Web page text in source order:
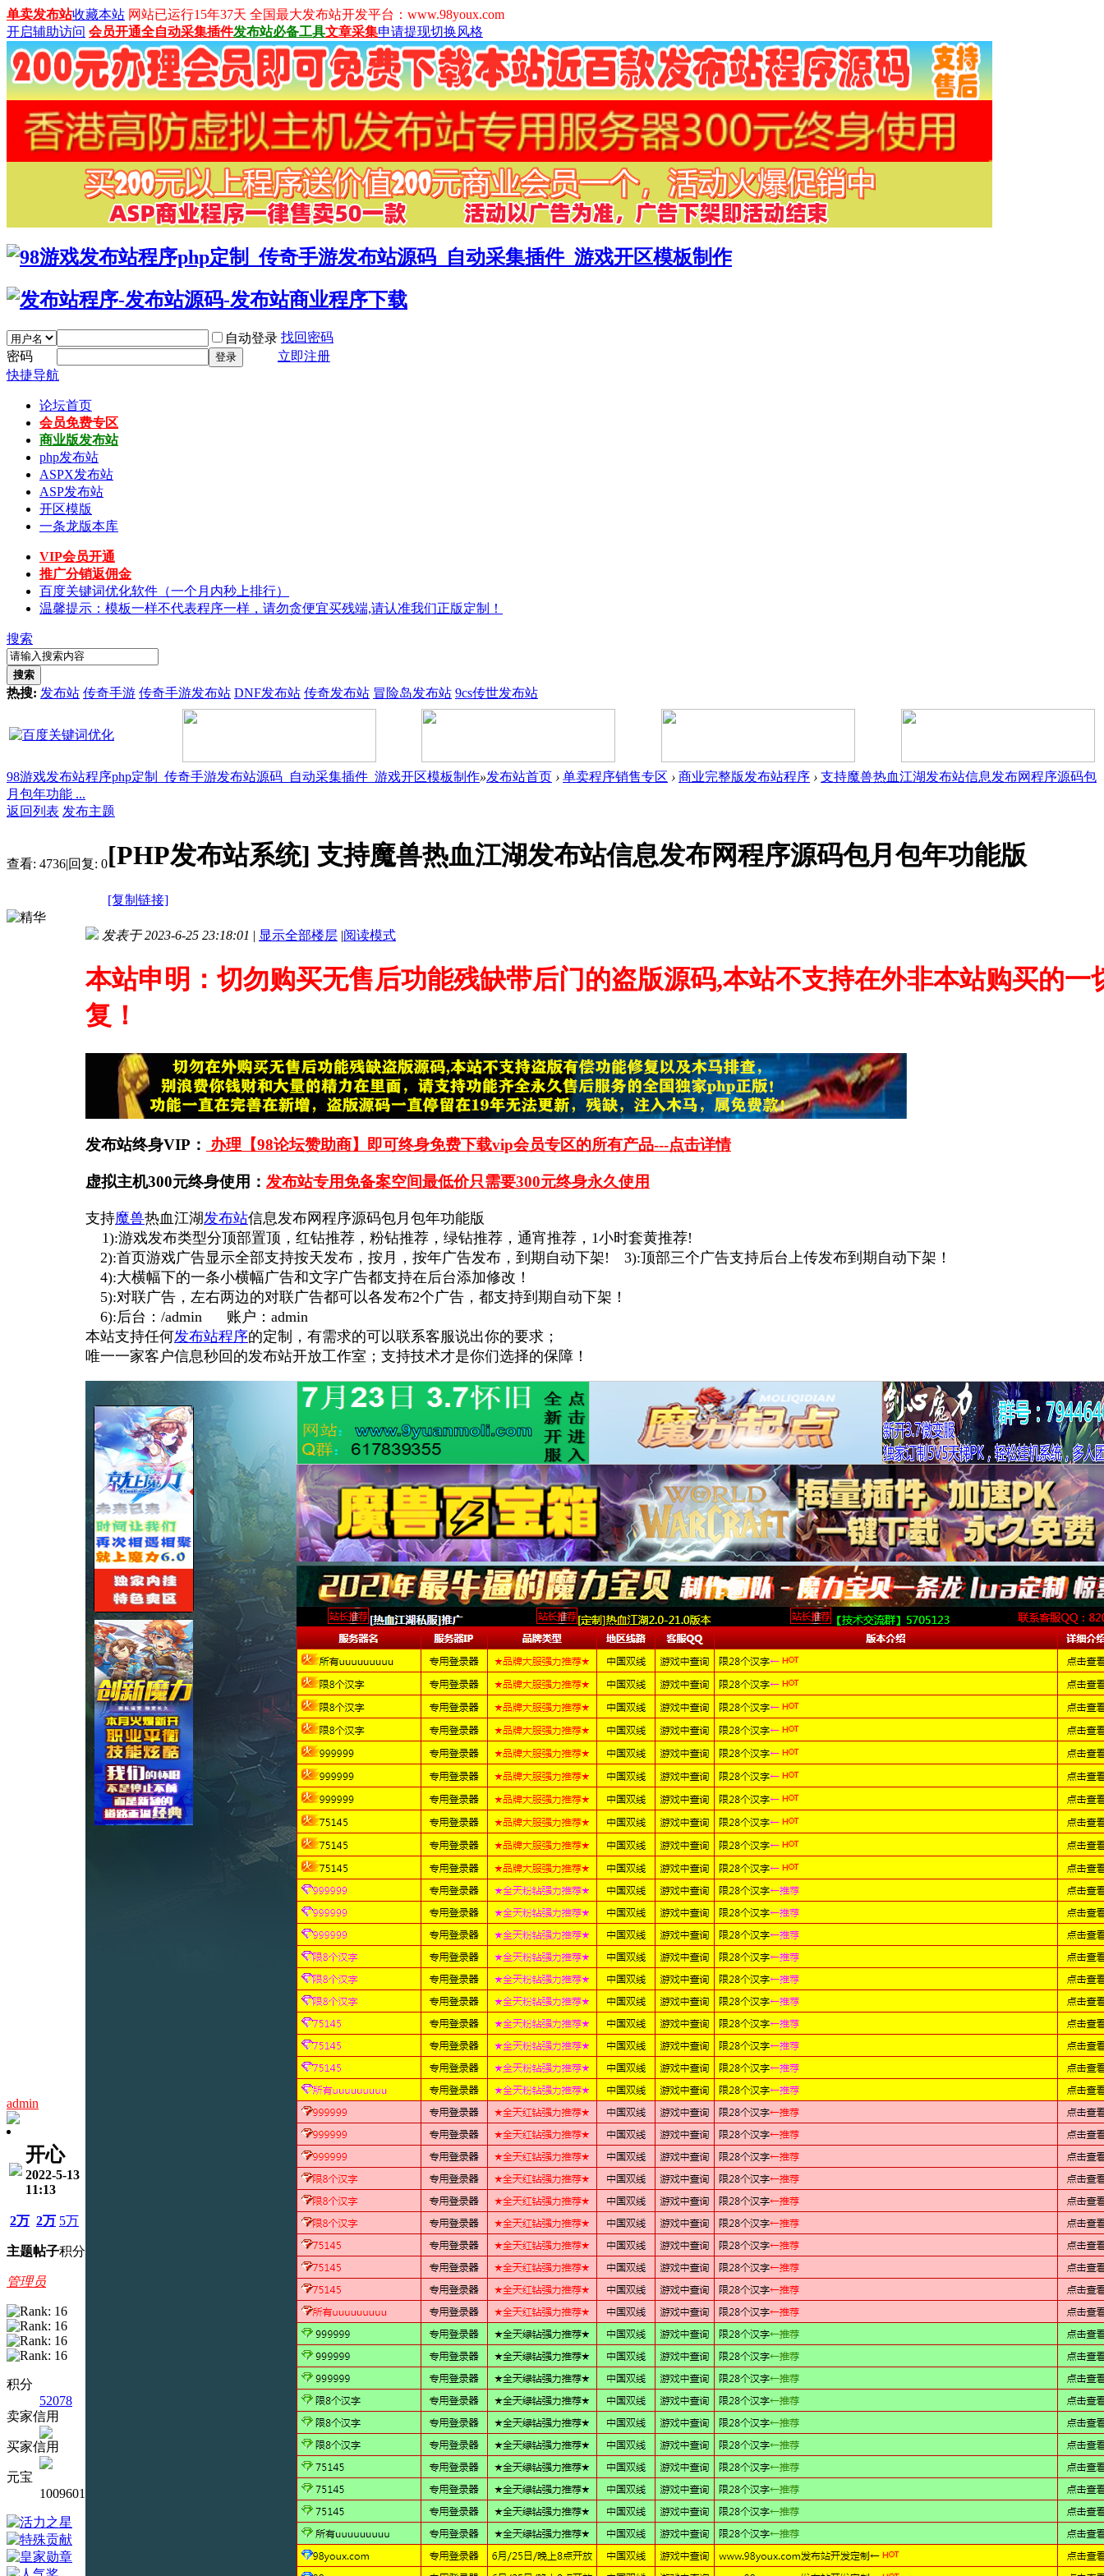
单卖发布站收藏本站 网站已运行15年37天 全国最大发布站开发平台：www.98youx.com
开启辅助访问 会员开通全自动采集插件发布站必备工具文章采集申请提现切换风格
自动登录 找回密码
密码
登录
立即注册
快捷导航
论坛首页
会员免费专区
商业版发布站
php发布站
ASPX发布站
ASP发布站
开区模版
一条龙版本库
VIP会员开通
推广分销返佣金
百度关键词优化软件（一个月内秒上排行）
温馨提示：模板一样不代表程序一样，请勿贪便宜买残端,请认准我们正版定制！
搜索
搜索
热搜: 发布站 传奇手游 传奇手游发布站 DNF发布站 传奇发布站 冒险岛发布站 9cs传世发布站
98游戏发布站程序php定制_传奇手游发布站源码_自动采集插件_游戏开区模板制作»发布站首页 › 单卖程序销售专区 › 商业完整版发布站程序 › 支持魔兽热血江湖发布站信息发布网程序源码包
月包年功能 ...
返回列表 发布主题
查看: 4736|回复: 0[PHP发布站系统] 支持魔兽热血江湖发布站信息发布网程序源码包月包年功能版
[复制链接]
admin
开心
2022-5-13
11:13
2万
主题
2万
帖子
5万
积分
管理员
积分
52078
卖家信用
买家信用
元宝
1009601
发表于 2023-6-25 23:18:01 | 显示全部楼层 |阅读模式
本站申明：切勿购买无售后功能残缺带后门的盗版源码,本站不支持在外非本站购买的一
复！
发布站终身VIP： 办理【98论坛赞助商】即可终身免费下载vip会员专区的所有产品---点击详情
虚拟主机300元终身使用： 发布站专用免备案空间最低价只需要300元终身永久使用
支持魔兽热血江湖发布站信息发布网程序源码包月包年功能版
1):游戏发布类型分顶部置顶，红钻推荐，粉钻推荐，绿钻推荐，通宵推荐，1小时套黄推荐!
2):首页游戏广告显示全部支持按天发布，按月，按年广告发布，到期自动下架! 3):顶部三个广告支持后台上传发布到期自动下架！
4):大横幅下的一条小横幅广告和文字广告都支持在后台添加修改！
5):对联广告，左右两边的对联广告都可以各发布2个广告，都支持到期自动下架！
6):后台：/admin 账户：admin
本站支持任何发布站程序的定制，有需求的可以联系客服说出你的要求；
唯一一家客户信息秒回的发布站开放工作室；支持技术才是你们选择的保障！